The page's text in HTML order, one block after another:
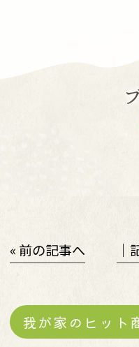
« 前の記事へ │
我が家のヒット